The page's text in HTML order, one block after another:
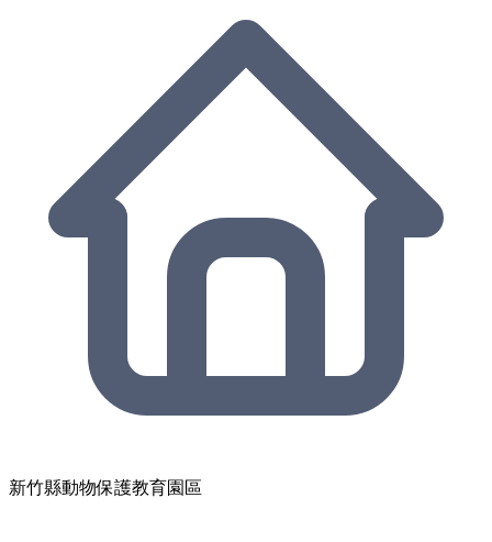
新竹縣動物保護教育園區